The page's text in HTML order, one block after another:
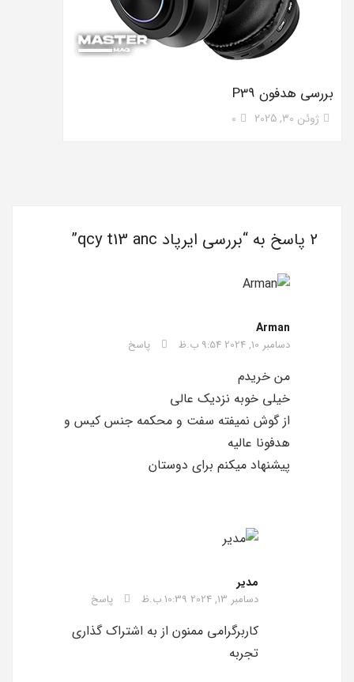
بررسی هدفون P39
ژوئن 30, 2025 0
2 پاسخ به “ بررسی ایرپاد qcy t13 anc ”
Arman
دسامبر 10, 2024 9:54 ب.ظ پاسخ
من خریدم
خیلی خوبه نزدیک عالی
از گوش نمیفته سفت و محکمه جنس کیس و
هدفونا عالیه
پیشنهاد میکنم برای دوستان
مدیر
دسامبر 13, 2024 10:39 ب.ظ پاسخ
کاربرگرامی ممنون از به اشتراک گذاری
تجربه